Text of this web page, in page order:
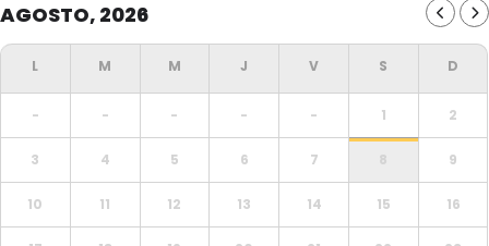
AGOSTO, 2026
- - - - - 1 2
3 4 5 6 7 8 9
10 11 12 13 14 15 16